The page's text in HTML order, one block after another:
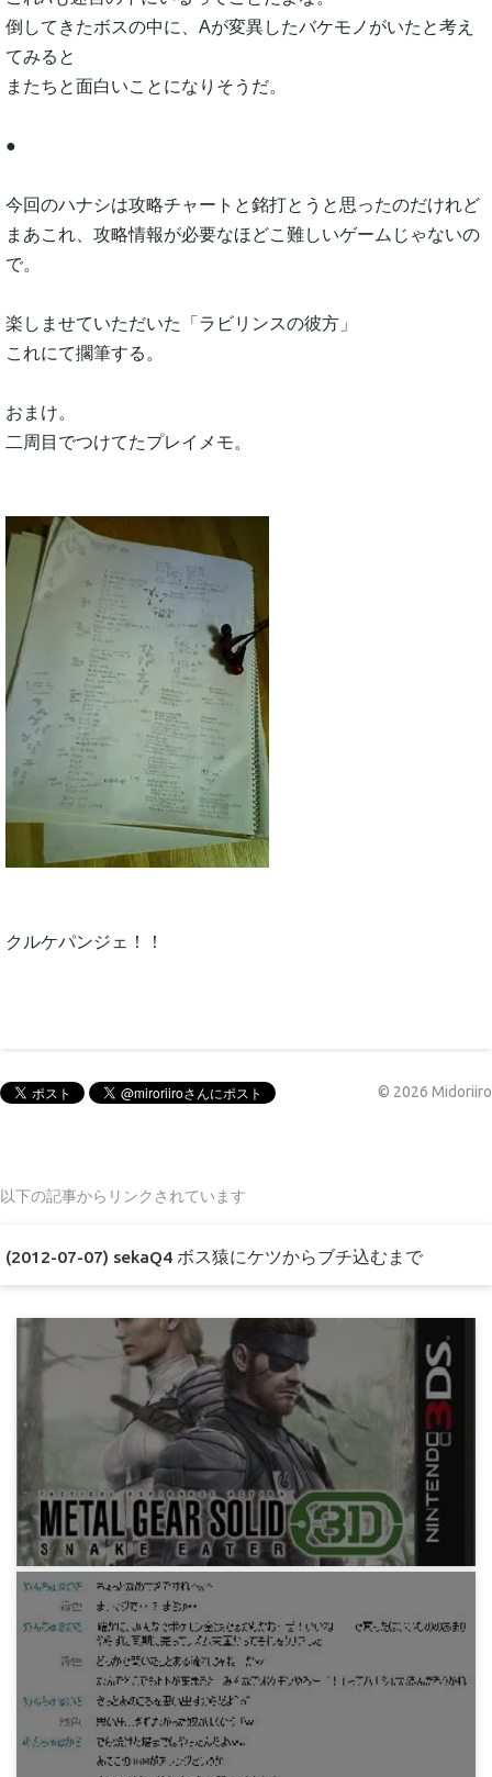
倒してきたボスの中に、Aが変異したバケモノがいたと考え
てみると
またちと面白いことになりそうだ。
●
今回のハナシは攻略チャートと銘打とうと思ったのだけれど
まあこれ、攻略情報が必要なほどこ難しいゲームじゃないの
で。
楽しませていただいた「ラビリンスの彼方」
これにて擱筆する。
おまけ。
二周目でつけてたプレイメモ。
クルケパンジェ！！
© 2026 Midoriiro
以下の記事からリンクされています
(2012-07-07) sekaQ4 ボス猿にケツからブチ込むまで
「MGS3 3D」